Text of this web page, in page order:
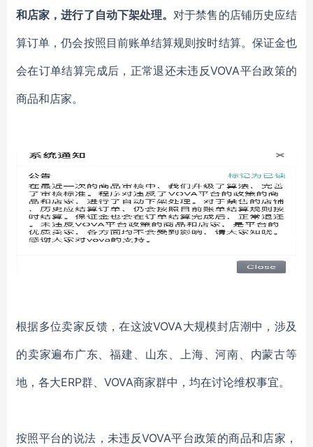
和店家，进行了自动下架处理。对于禁售的店铺历史应结
算订单，仍会按照目前账单结算规则按时结算。保证金也
会在订单结算完成后，正常退还未违反VOVA平台政策的
商品和店家。
根据多位卖家反馈，在这波VOVA大规模封店潮中，涉及
的卖家遍布广东、福建、山东、上海、河南、内蒙古等
地，各大ERP群、VOVA商家群中，均在讨论维权事宜。
按照平台的说法， 未违反VOVA平台政策的商品和店家，